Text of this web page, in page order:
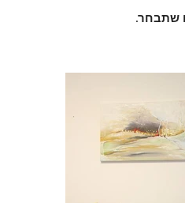
שתבחר.